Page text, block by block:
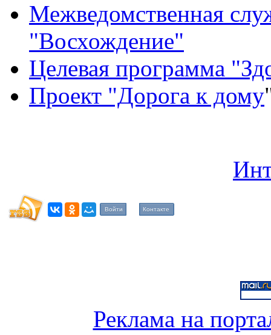
Межведомственная
"Восхождение"
Целевая программа
Проект "Дорога к дому
Войти Контакте
Реклама на